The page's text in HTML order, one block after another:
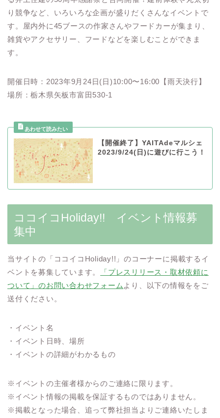
り競争など、いろいろな企画が盛りだくさんなイベントで
す。屋内外に45ブースの作家さんやフードカーが集まり、
雑貨やアクセサリー、フードなどを楽しむことができま
す。
開催日時：2023年9月24日(日)10:00〜16:00【雨天決行】
場所：栃木県矢板市富田530-1
【開催終了】YAITAdeマルシェ
2023/9/24(日)に遊びに行こう！
ココイコHoliday!! イベント情報募
集中
当サイトの「ココイコHoliday!!」のコーナーに掲載するイ
ベントを募集しています。
「プレスリリース・取材依頼に
ついて」のお問い合わせフォーム より、以下の情報ををご
送付ください。
・イベント名
・イベント日時、場所
・イベントの詳細がわかるもの
※イベントの主催者様からのご連絡に限ります。
※イベント情報の掲載を保証するものではありません。
※掲載となった場合、追って弊社担当よりご連絡いたしま